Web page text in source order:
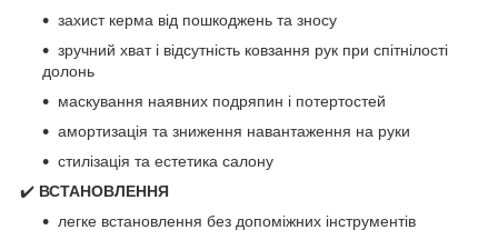
захист керма від пошкоджень та зносу
зручний хват і відсутність ковзання рук при спітнілості
долонь
маскування наявних подряпин і потертостей
амортизація та зниження навантаження на руки
стилізація та естетика салону
✔️ ВСТАНОВЛЕННЯ
легке встановлення без допоміжних інструментів